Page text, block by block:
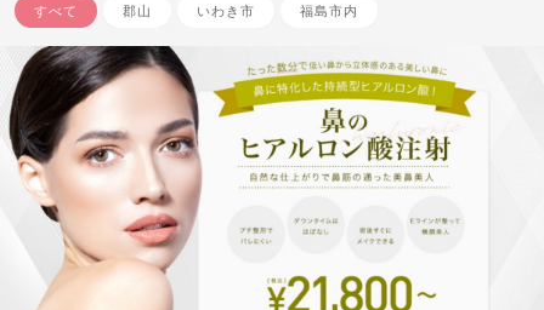
すべて 郡山 いわき市 福島市内